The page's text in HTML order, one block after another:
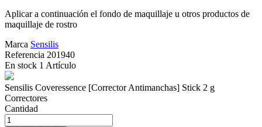
Aplicar a continuación el fondo de maquillaje u otros productos de
maquillaje de rostro
Marca Sensilis
Referencia 201940
En stock 1 Artículo
Sensilis Coveressence [Corrector Antimanchas] Stick 2 g
Correctores
Cantidad